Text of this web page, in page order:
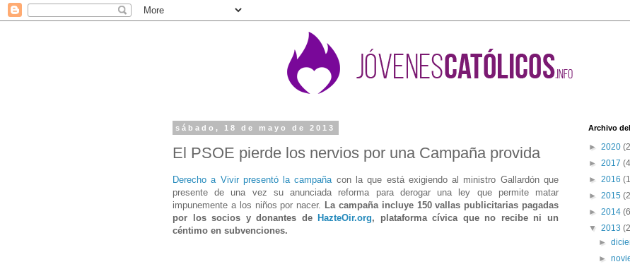
sábado, 18 de mayo de 2013
El PSOE pierde los nervios por una Campaña provida
Derecho a Vivir presentó la campaña con la que está exigiendo al ministro Gallardón que
presente de una vez su anunciada reforma para derogar una ley que permite matar
impunemente a los niños por nacer. La campaña incluye 150 vallas publicitarias pagadas
por los socios y donantes deHazteOir.org, plataforma cívica que no recibe ni un
céntimo en subvenciones.
Archivo
► 2020
► 2017
► 2016
► 2015
► 2014
▼ 2013
►
►